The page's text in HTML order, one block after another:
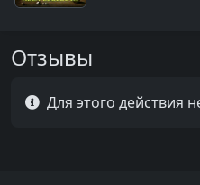
Отзывы
Для этого действия